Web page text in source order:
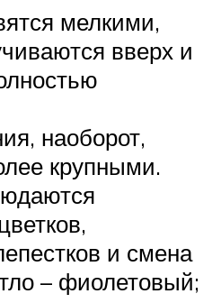
мелкими,
вверх и
наоборот,
крупными.
и смена
– фиолетовый;